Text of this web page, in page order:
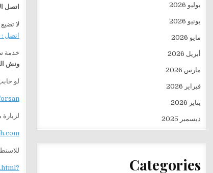
اتصل
لا
اتصل :
خدمة
ونش
لو
لزيارة
يوليو 2026
يونيو 2026
مايو 2026
أبريل 2026
مارس 2026
فبراير 2026
يناير 2026
ديسمبر 2025
Categories